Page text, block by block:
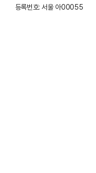
등록번호: 서울 아00055